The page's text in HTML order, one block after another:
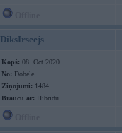
DiksIrseejs
Kopš: 08. Oct 2020
No: Dobele
Ziņojumi: 1484
Braucu ar: Hibrīdu